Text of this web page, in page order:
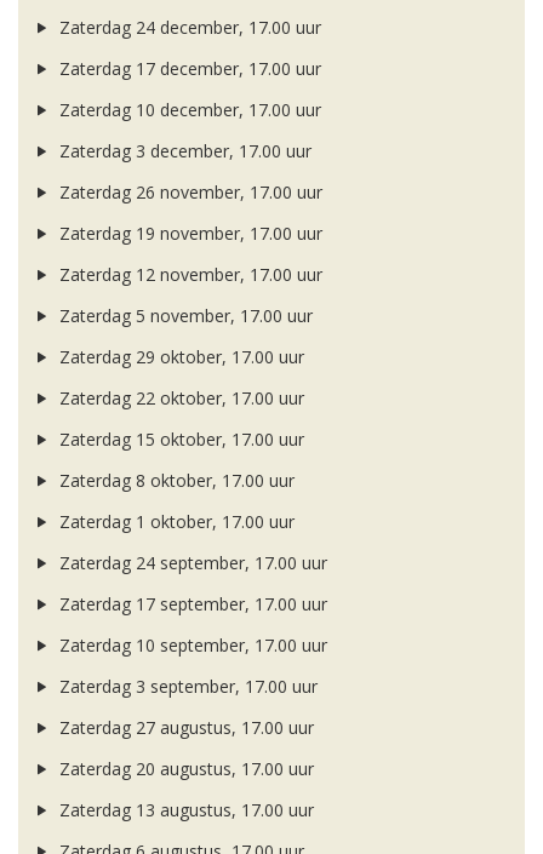
Zaterdag 24 december, 17.00 uur
Zaterdag 17 december, 17.00 uur
Zaterdag 10 december, 17.00 uur
Zaterdag 3 december, 17.00 uur
Zaterdag 26 november, 17.00 uur
Zaterdag 19 november, 17.00 uur
Zaterdag 12 november, 17.00 uur
Zaterdag 5 november, 17.00 uur
Zaterdag 29 oktober, 17.00 uur
Zaterdag 22 oktober, 17.00 uur
Zaterdag 15 oktober, 17.00 uur
Zaterdag 8 oktober, 17.00 uur
Zaterdag 1 oktober, 17.00 uur
Zaterdag 24 september, 17.00 uur
Zaterdag 17 september, 17.00 uur
Zaterdag 10 september, 17.00 uur
Zaterdag 3 september, 17.00 uur
Zaterdag 27 augustus, 17.00 uur
Zaterdag 20 augustus, 17.00 uur
Zaterdag 13 augustus, 17.00 uur